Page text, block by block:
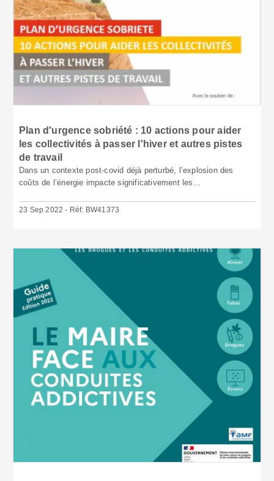
Plan d'urgence sobriété : 10 actions pour aider
les collectivités à passer l'hiver et autres pistes
de travail
Dans un contexte post-covid déjà perturbé, l’explosion des
coûts de l’énergie impacte significativement les...
23 Sep 2022 - Réf: BW41373